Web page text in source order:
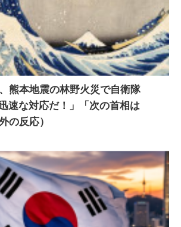
熊本地震の林野火災で自衛隊
速な対応だ！」「次の首相は
の反応）